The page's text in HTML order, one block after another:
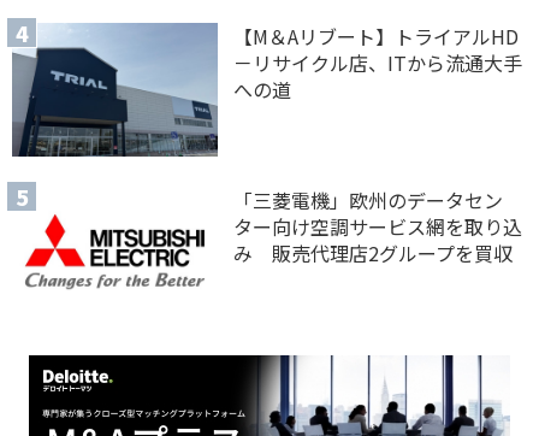
【M＆Aリブート】トライアルHD
－リサイクル店、ITから流通大手
への道
「三菱電機」欧州のデータセン
ター向け空調サービス網を取り込
み 販売代理店2グループを買収